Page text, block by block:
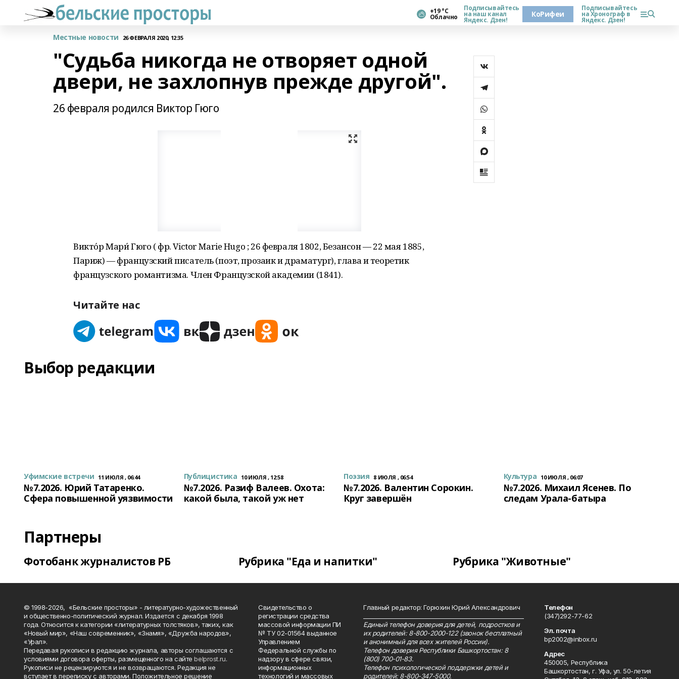
+19 °С
Облачно
Подписывайтесь
на наш канал
Яндекс. Дзен!
КоРифеи
Подписывайтесь
на Хронограф в
Яндекс. Дзен!
Местные новости 26 ФЕВРАЛЯ 2020, 12:35
"Судьба никогда не отворяет одной
двери, не захлопнув прежде другой".
26 февраля родился Виктор Гюго
Викто́р Мари́ Гюго ( фр. Victor Marie Hugo ; 26 февраля 1802, Безансон — 22 мая 1885,
Париж) — французский писатель (поэт, прозаик и драматург), глава и теоретик
французского романтизма. Член Французской академии (1841).
Читайте нас
Выбор редакции
Уфимские встречи 11 ИЮЛЯ , 06:44
№7.2026. Юрий Татаренко.
Сфера повышенной уязвимости
Публицистика 10 ИЮЛЯ , 12:58
№7.2026. Разиф Валеев. Охота:
какой была, такой уж нет
Поэзия 8 ИЮЛЯ , 06:54
№7.2026. Валентин Сорокин.
Круг завершён
Культура 10 ИЮЛЯ , 06:07
№7.2026. Михаил Ясенев. По
следам Урала-батыра
Партнеры
Фотобанк журналистов РБ Рубрика "Еда и напитки" Рубрика "Животные"
© 1998-2026, «Бельские просторы» - литературно-художественный
и общественно-политический журнал. Издается с декабря 1998
года. Относится к категории «литературных толстяков», таких, как
«Новый мир», «Наш современник», «Знамя», «Дружба народов»,
«Урал».
Передавая рукописи в редакцию журнала, авторы соглашаются с
условиями договора оферты, размещенного на сайтеbelprost.ru.
Рукописи не рецензируются и не возвращаются. Редакция не
вступает в переписку с авторами. Положительное решение
Свидетельство о
регистрации средства
массовой информации ПИ
№ ТУ 02-01564 выданное
Управлением
Федеральной службы по
надзору в сфере связи,
информационных
технологий и массовых
Главный редактор: Горюхин Юрий Александрович
Единый телефон доверия для детей, подростков и
их родителей: 8-800-2000-122 (звонок бесплатный
и анонимный для всех жителей России).
Телефон доверия Республики Башкортостан: 8
(800) 700-01-83.
Телефон психологической поддержки детей и
родителей: 8-800-347-5000.
Телефон
(347)292-77-62
Эл. почта
bp2002@inbox.ru
Адрес
450005, Республика
Башкортостан, г. Уфа, ул. 50-летия